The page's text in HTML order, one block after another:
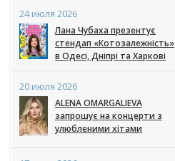
24 июля 2026
Лана Чубаха презентує
стендап «Котозалежність»
в Одесі, Дніпрі та Харкові
20 июля 2026
ALENA OMARGALIEVA
запрошує на концерти з
улюбленими хітами